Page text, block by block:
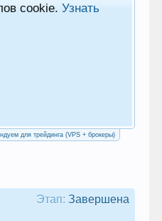
cookie.Узнать
для трейдинга (VPS + брокеры)
Этап: Завершена